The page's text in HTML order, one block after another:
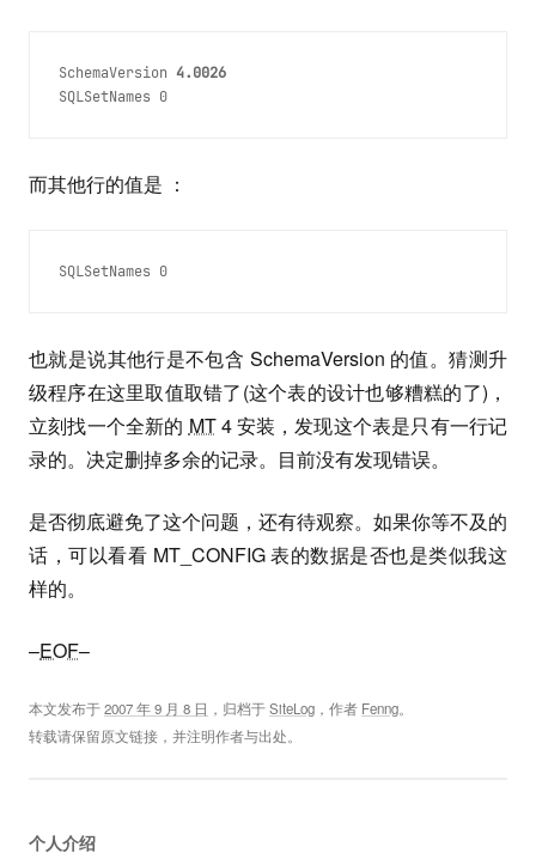
SchemaVersion 4.0026
SQLSetNames 0
而其他行的值是 ：
SQLSetNames 0
也就是说其他行是不包含 SchemaVersion 的值。猜测升
级程序在这里取值取错了(这个表的设计也够糟糕的了)，
立刻找一个全新的 MT4 安装，发现这个表是只有一行记
录的。决定删掉多余的记录。目前没有发现错误。
是否彻底避免了这个问题，还有待观察。如果你等不及的
话，可以看看 MT_CONFIG 表的数据是否也是类似我这
样的。
–EOF–
本文发布于2007 年 9 月 8 日 ，归档于SiteLog ，作者 Fenng。
转载请保留原文链接，并注明作者与出处。
个人介绍